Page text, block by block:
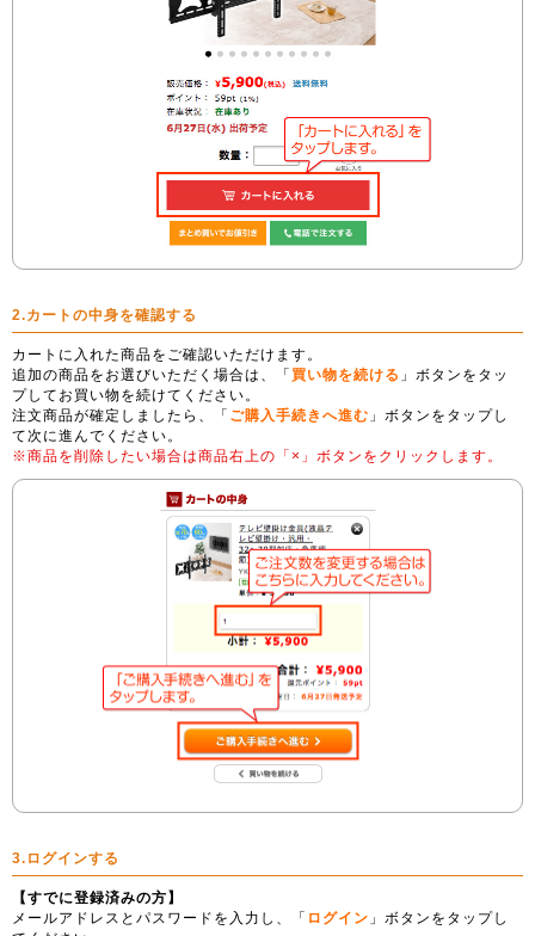
2.カートの中身を確認する
カートに入れた商品をご確認いただけます。
追加の商品をお選びいただく場合は、「 買い物を続ける 」ボタンをタッ
プしてお買い物を続けてください。
注文商品が確定しましたら、「 ご購入手続きへ進む 」ボタンをタップし
て次に進んでください。
※商品を削除したい場合は商品右上の「×」ボタンをクリックします。
3.ログインする
【すでに登録済みの方】
メールアドレスとパスワードを入力し、「 ログイン 」ボタンをタップし